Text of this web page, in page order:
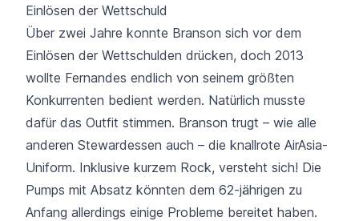
Einlösen der Wettschuld
Über zwei Jahre konnte Branson sich vor dem
Einlösen der Wettschulden drücken, doch 2013
wollte Fernandes endlich von seinem größten
Konkurrenten bedient werden. Natürlich musste
dafür das Outfit stimmen. Branson trugt – wie alle
anderen Stewardessen auch – die knallrote AirAsia-
Uniform. Inklusive kurzem Rock, versteht sich! Die
Pumps mit Absatz könnten dem 62-jährigen zu
Anfang allerdings einige Probleme bereitet haben.